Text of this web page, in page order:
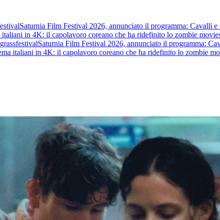
Saturnia Film Festival 2026, annunciato il programma: Cavalli e
in 4K: il capolavoro coreano che ha ridefinito lo zombie movie
festivalSaturnia Film Festival 2026, annunciato il programma:
italiani in 4K: il capolavoro coreano che ha ridefinito lo zombie movie